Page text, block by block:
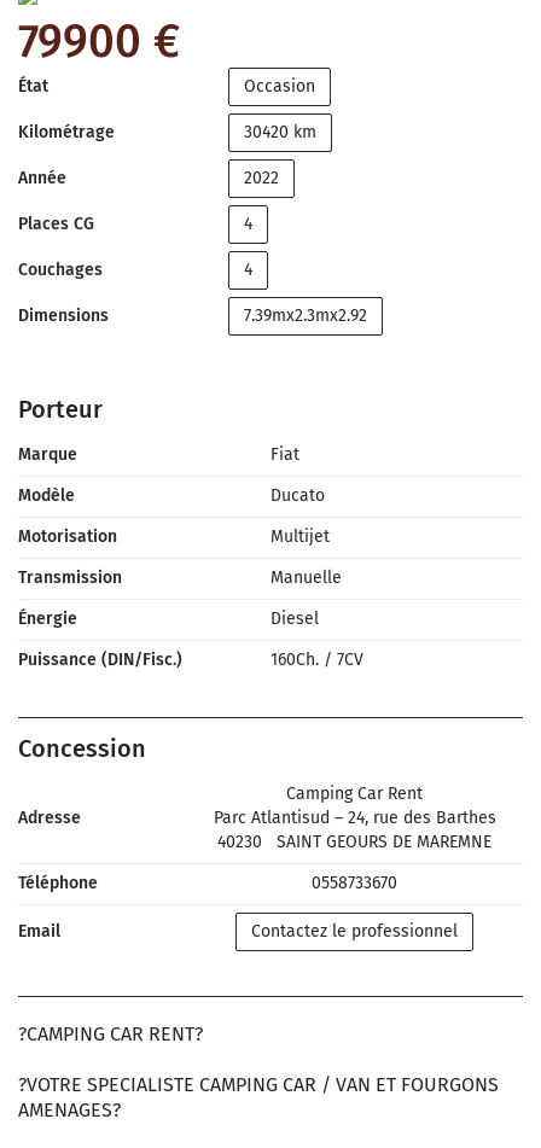
79900 €
État Occasion
Kilométrage 30420 km
Année 2022
Places CG 4
Couchages 4
Dimensions 7.39mx2.3mx2.92
Porteur
Marque
Fiat
Modèle
Ducato
Motorisation
Multijet
Transmission
Manuelle
Énergie
Diesel
Puissance (DIN/Fisc.)
160Ch. / 7CV
Concession
Adresse
Camping Car Rent
Parc Atlantisud – 24, rue des Barthes
40230
SAINT GEOURS DE MAREMNE
Téléphone
0558733670
Email Contactez le professionnel
?CAMPING CAR RENT?
?VOTRE SPECIALISTE CAMPING CAR / VAN ET FOURGONS
AMENAGES?